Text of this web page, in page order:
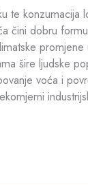
te konzumacija
čini dobru
šire ljudske
voća i